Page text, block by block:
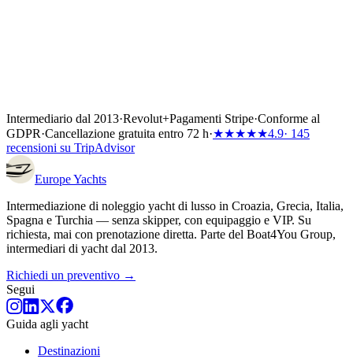
Intermediario dal 2013·Revolut+Pagamenti Stripe·Conforme al
GDPR·Cancellazione gratuita entro 72 h·★★★★★4.9· 145
recensioni su TripAdvisor
EuropeYachts
Intermediazione di noleggio yacht di lusso in Croazia, Grecia, Italia,
Spagna e Turchia — senza skipper, con equipaggio e VIP. Su
richiesta, mai con prenotazione diretta. Parte del Boat4You Group,
intermediari di yacht dal 2013.
Richiedi un preventivo →
Segui
Guida agli yacht
Destinazioni